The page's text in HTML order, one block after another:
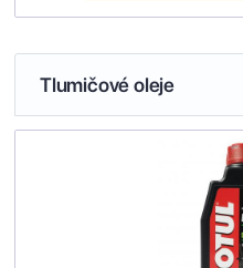
Tlumičové oleje